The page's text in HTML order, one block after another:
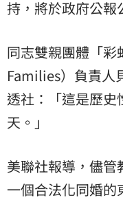
持，將於政府公報
同志雙親團體「
Families）負責人
透社：「這是歷
天。」
美聯社報導，儘
一個合法化同婚的